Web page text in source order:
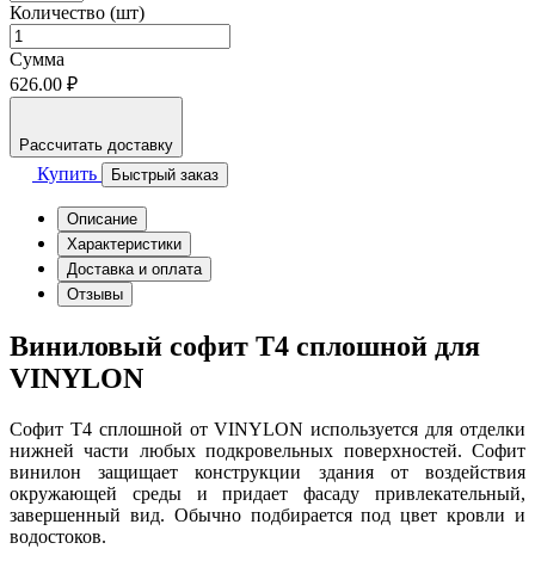
Количество (шт)
Сумма
626.00 ₽
Рассчитать доставку
Купить Быстрый заказ
Описание
Характеристики
Доставка и оплата
Отзывы
Виниловый софит Т4 сплошной для
VINYLON
Софит Т4 сплошной от VINYLON используется для отделки
нижней части любых подкровельных поверхностей. Софит
винилон защищает конструкции здания от воздействия
окружающей среды и придает фасаду привлекательный,
завершенный вид. Обычно подбирается под цвет кровли и
водостоков.